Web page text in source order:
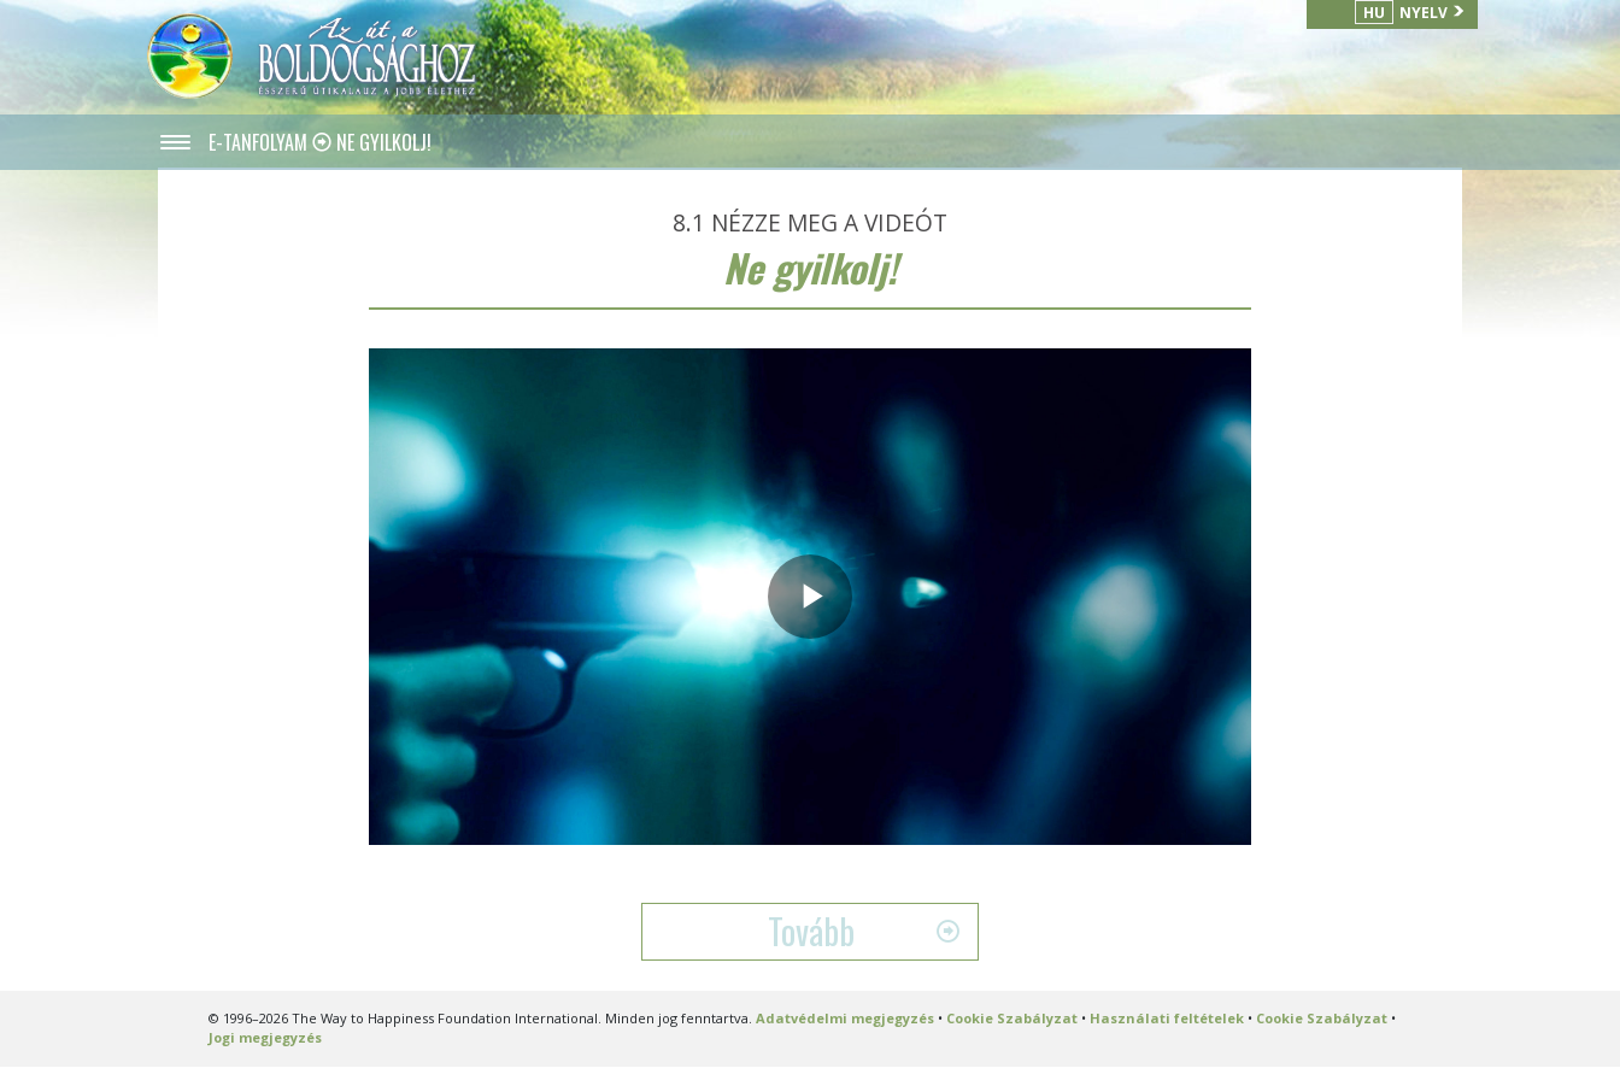
HU NYELV
E-TANFOLYAM NE GYILKOLJ!
8.1 NÉZZE MEG A VIDEÓT
Ne gyilkolj!
Play
Tovább
© 1996–2026 The Way to Happiness Foundation International. Minden jog fenntartva. Adatvédelmi megjegyzés• Cookie Szabályzat• Használati feltételek• Cookie Szabályzat•
Jogi megjegyzés